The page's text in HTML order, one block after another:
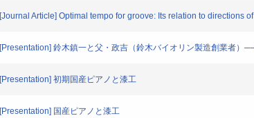
[Journal Article] Optimal tempo for groove: Its relation to directions
[Presentation] 鈴木鎮一と父・政吉（鈴木バイオリン製造創業者）
[Presentation] 初期国産ピアノと漆工
[Presentation] 国産ピアノと漆工